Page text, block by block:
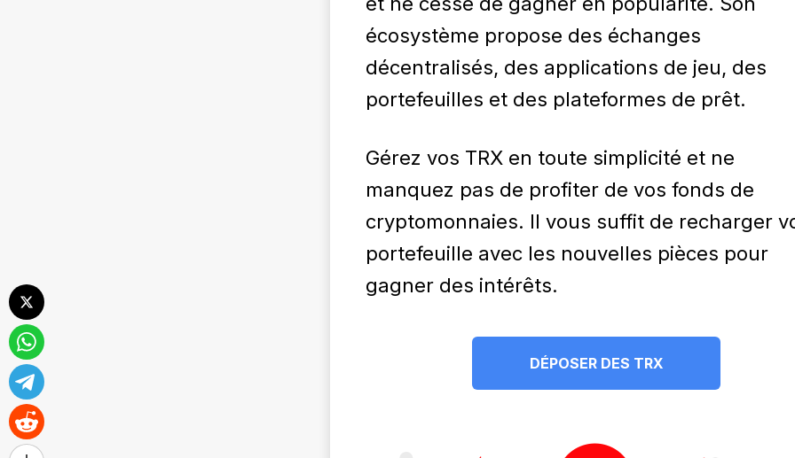
écosystème propose des échanges
décentralisés, des applications de jeu, des
portefeuilles et des plateformes de prêt.
Gérez vos TRX en toute simplicité et ne
manquez pas de profiter de vos fonds de
cryptomonnaies. Il vous suffit de recharger
portefeuille avec les nouvelles pièces pour
gagner des intérêts.
DÉPOSER DES TRX